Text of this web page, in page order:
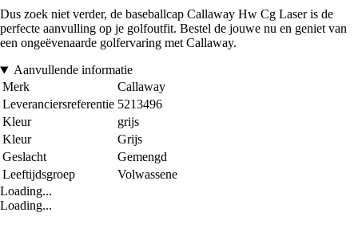
Dus zoek niet verder, de baseballcap Callaway Hw Cg Laser is de
perfecte aanvulling op je golfoutfit. Bestel de jouwe nu en geniet van
een ongeëvenaarde golfervaring met Callaway.
Aanvullende informatie
Merk
Callaway
Leveranciersreferentie 5213496
Kleur
grijs
Kleur
Grijs
Geslacht
Gemengd
Leeftijdsgroep
Volwassene
Loading...
Loading...